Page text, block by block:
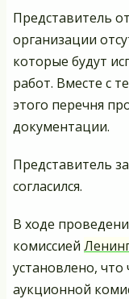
Представитель
организации
которые будут
работ. Вместе с
этого перечня
документации.
Представитель
согласился.
В ходе
комиссией
установлено,
аукционной